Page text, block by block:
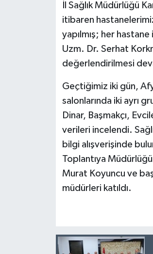
İl Sağlık Müdürlüğü
itibaren
yapılmış; her hastane
Uzm. Dr. Serhat
değerlendirilmesi
Geçtiğimiz iki gün,
salonlarında iki ayrı
Dinar, Başmakçı,
verileri incelendi.
bilgi alışverişinde
Toplantıya
Murat Koyuncu ve
müdürleri katıldı.